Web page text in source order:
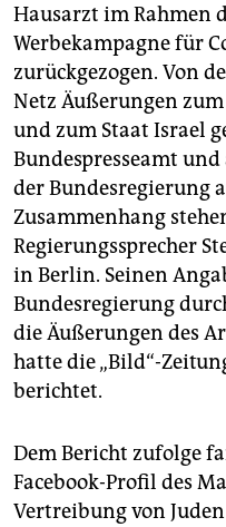
Hausarzt im Rahmen
Werbekampagne für
zurückgezogen. Von
Netz Äußerungen
und zum Staat Israel
Bundespresseamt
der Bundesregierung
Zusammenhang
Regierungssprecher
in Berlin. Seinen
Bundesregierung
die Äußerungen des
hatte die „Bild“-
berichtet.
Dem Bericht zufolge
Facebook-Profil des
Vertreibung von